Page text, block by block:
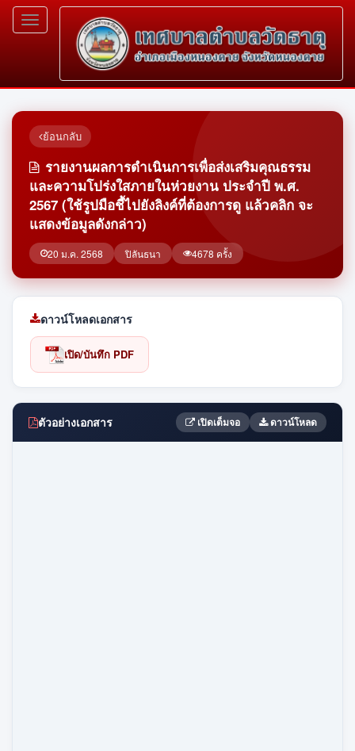
Toggle
navigation
ย้อนกลับ
รายงานผลการดำเนินการเพื่อส่งเสริมคุณธรรม
และความโปร่งใสภายในห่วยงาน ประจำปี พ.ศ.
2567 (ใช้รูปมือชี้ไปยังลิงค์ที่ต้องการดู แล้วคลิก จะ
แสดงข้อมูลดังกล่าว)
20 ม.ค. 2568 ปิลันธนา 4678 ครั้ง
ดาวน์โหลดเอกสาร
เปิด/บันทึก PDF
ตัวอย่างเอกสาร เปิดเต็มจอ ดาวน์โหลด